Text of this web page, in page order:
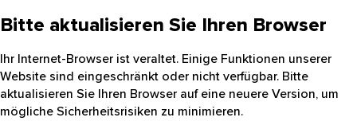
Bitte aktualisieren Sie Ihren Browser
Ihr Internet-Browser ist veraltet. Einige Funktionen unserer
Website sind eingeschränkt oder nicht verfügbar. Bitte
aktualisieren Sie Ihren Browser auf eine neuere Version, um
mögliche Sicherheitsrisiken zu minimieren.